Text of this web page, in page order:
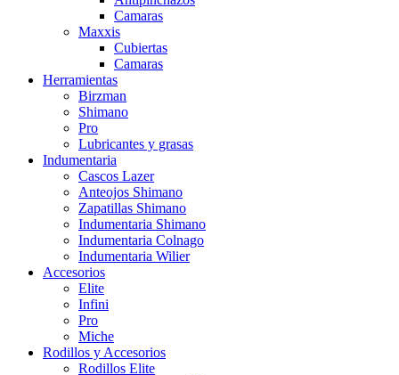
Camaras
Maxxis
Cubiertas
Camaras
Herramientas
Birzman
Shimano
Pro
Lubricantes y grasas
Indumentaria
Cascos Lazer
Anteojos Shimano
Zapatillas Shimano
Indumentaria Shimano
Indumentaria Colnago
Indumentaria Wilier
Accesorios
Elite
Infini
Pro
Miche
Rodillos y Accesorios
Rodillos Elite